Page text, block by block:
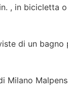
, in
di un
Milano